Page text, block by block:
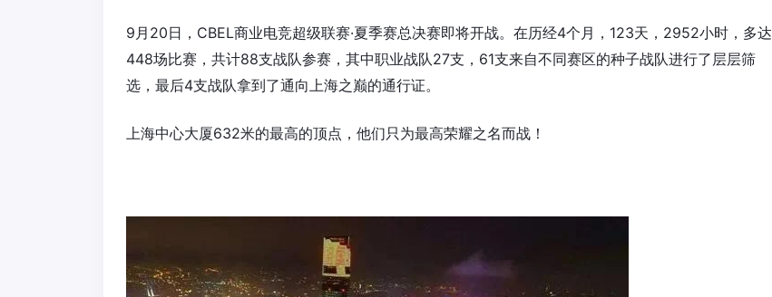
9月20日，CBEL商业电竞超级联赛·夏季赛总决赛即将开战。在历经4个月，123天，2952小时，多达
448场比赛，共计88支战队参赛，其中职业战队27支，61支来自不同赛区的种子战队进行了层层筛
选，最后4支战队拿到了通向上海之巅的通行证。
上海中心大厦632米的最高的顶点，他们只为最高荣耀之名而战！